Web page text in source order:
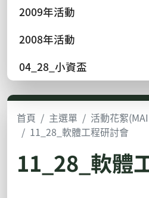
2009年活動
2008年活動
04_28_小資盃
首頁 主選單 活動花絮
11_28_軟體工程研討會
11_28_軟體